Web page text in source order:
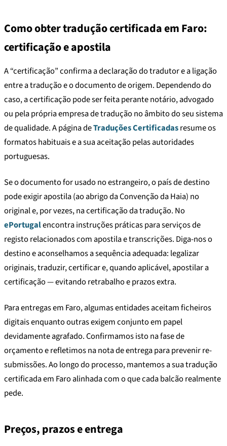
Como obter tradução certificada em Faro:
certificação e apostila
A “certificação” confirma a declaração do tradutor e a ligação
entre a tradução e o documento de origem. Dependendo do
caso, a certificação pode ser feita perante notário, advogado
ou pela própria empresa de tradução no âmbito do seu sistema
de qualidade. A página deTraduções Certificadasresume os
formatos habituais e a sua aceitação pelas autoridades
portuguesas.
Se o documento for usado no estrangeiro, o país de destino
pode exigir apostila (ao abrigo da Convenção da Haia) no
original e, por vezes, na certificação da tradução. No
ePortugalencontra instruções práticas para serviços de
registo relacionados com apostila e transcrições. Diga-nos o
destino e aconselhamos a sequência adequada: legalizar
originais, traduzir, certificar e, quando aplicável, apostilar a
certificação — evitando retrabalho e prazos extra.
Para entregas em Faro, algumas entidades aceitam ficheiros
digitais enquanto outras exigem conjunto em papel
devidamente agrafado. Confirmamos isto na fase de
orçamento e refletimos na nota de entrega para prevenir re-
submissões. Ao longo do processo, mantemos a sua tradução
certificada em Faro alinhada com o que cada balcão realmente
pede.
Preços, prazos e entrega